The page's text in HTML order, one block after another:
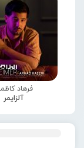
فرهاد
آلزایمر